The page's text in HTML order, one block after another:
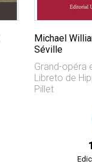
Michael
Séville
Grand-opéra
Libreto de
Pillet